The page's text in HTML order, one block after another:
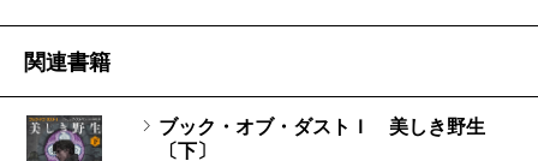
か。
からの大洪水に巻き込まれながらも、持ち前の機転と
関連書籍
ブック・オブ・ダストＩ 美しき野生
〔下〕